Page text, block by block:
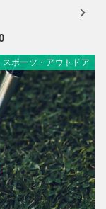
スポーツ・アウトドア